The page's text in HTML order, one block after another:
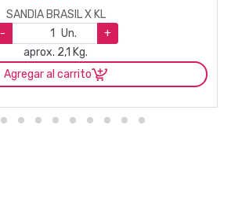
SANDIA BRASIL X KL
-
Un.
+
aprox. 2,1 Kg.
Agregar al carrito